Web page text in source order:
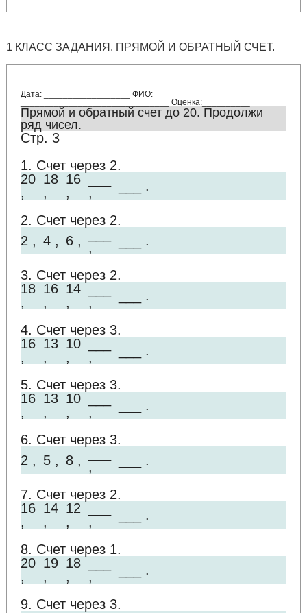
1 КЛАСС ЗАДАНИЯ. ПРЯМОЙ И ОБРАТНЫЙ СЧЕТ.
Дата: __________________ ФИО:
_______________________________ Оценка:__________
Прямой и обратный счет до 20. Продолжи
ряд чисел.
Стр. 3
1. Счет через 2.
20
,
18
,
16
,
,
___ .
2. Счет через 2.
2 , 4 , 6 , ,
___ .
3. Счет через 2.
18
,
16
,
14
,
,
___ .
4. Счет через 3.
16
,
13
,
10
,
,
___ .
5. Счет через 3.
16
,
13
,
10
,
,
___ .
6. Счет через 3.
2 , 5 , 8 , ,
___ .
7. Счет через 2.
16
,
14
,
12
,
,
___ .
8. Счет через 1.
20
,
19
,
18
,
,
___ .
9. Счет через 3.